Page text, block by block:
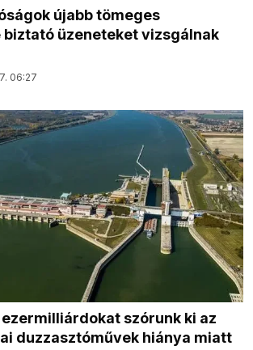
újabb tömeges
üzeneteket vizsgálnak
06:27
szórunk ki az
duzzasztóművek hiánya miatt